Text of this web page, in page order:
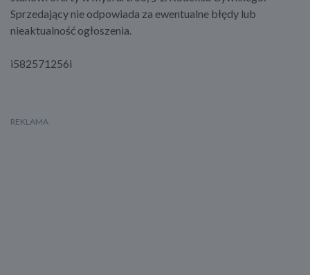
Sprzedający nie odpowiada za ewentualne błędy lub
nieaktualność ogłoszenia.
i582571256i